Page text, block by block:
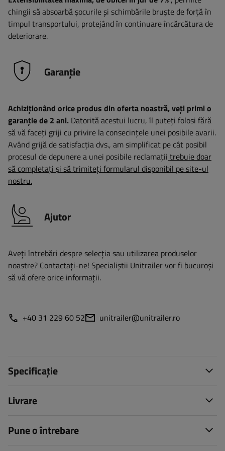
chingii să absoarbă șocurile și schimbările bruște de forță în
timpul transportului, protejând în continuare încărcătura de
deteriorare.
Garanție
Achiziționând orice produs din oferta noastră, veți primi o
garanție de 2 ani. Datorită acestui lucru, îl puteți folosi fără
să vă faceți griji cu privire la consecințele unei posibile avarii.
Având grijă de satisfacția dvs., am simplificat pe cât posibil
procesul de depunere a unei posibile reclamații trebuie doar
să completați și să trimiteți formularul disponibil pe site-ul
nostru.
Ajutor
Aveți întrebări despre selecția sau utilizarea produselor
noastre? Contactaţi-ne! Specialiștii Unitrailer vor fi bucuroși
să vă ofere orice informații.
+40 31 229 60 52 unitrailer@unitrailer.ro
Specificație
Livrare
Pune o întrebare